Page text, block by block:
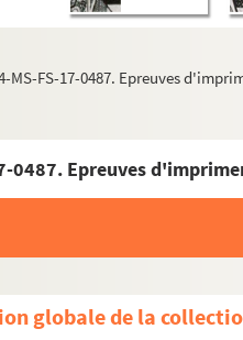
MS-FS-17-0487. Epreuves
0487. Epreuves
globale de la